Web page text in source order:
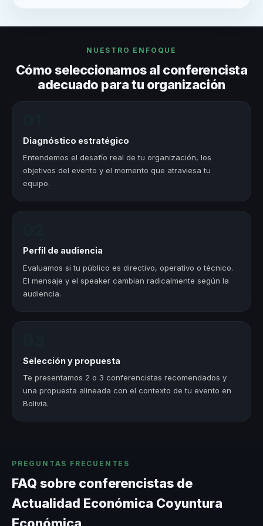
NUESTRO ENFOQUE
Cómo seleccionamos al conferencista
adecuado para tu organización
Diagnóstico estratégico
Entendemos el desafío real de tu organización, los
objetivos del evento y el momento que atraviesa tu
equipo.
Perfil de audiencia
Evaluamos si tu público es directivo, operativo o técnico.
El mensaje y el speaker cambian radicalmente según la
audiencia.
Selección y propuesta
Te presentamos 2 o 3 conferencistas recomendados y
una propuesta alineada con el contexto de tu evento en
Bolivia.
PREGUNTAS FRECUENTES
FAQ sobre conferencistas de
Actualidad Económica Coyuntura